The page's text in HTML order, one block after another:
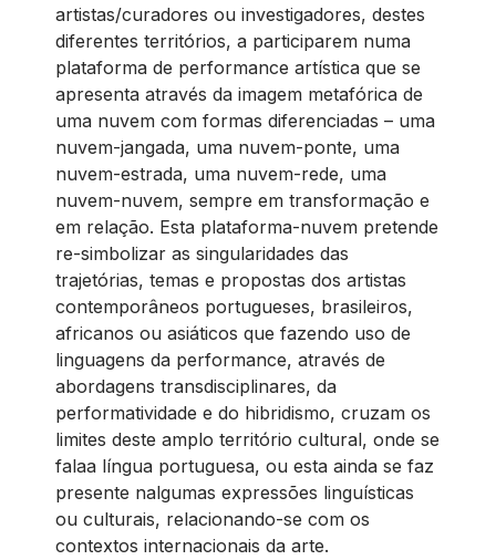
artistas/curadores ou investigadores, destes
diferentes territórios, a participarem numa
plataforma de performance artística que se
apresenta através da imagem metafórica de
uma nuvem com formas diferenciadas – uma
nuvem-jangada, uma nuvem-ponte, uma
nuvem-estrada, uma nuvem-rede, uma
nuvem-nuvem, sempre em transformação e
em relação. Esta plataforma-nuvem pretende
re-simbolizar as singularidades das
trajetórias, temas e propostas dos artistas
contemporâneos portugueses, brasileiros,
africanos ou asiáticos que fazendo uso de
linguagens da performance, através de
abordagens transdisciplinares, da
performatividade e do hibridismo, cruzam os
limites deste amplo território cultural, onde se
falaa língua portuguesa, ou esta ainda se faz
presente nalgumas expressões linguísticas
ou culturais, relacionando-se com os
contextos internacionais da arte.